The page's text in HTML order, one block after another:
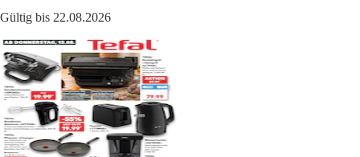
Gültig bis 22.08.2026